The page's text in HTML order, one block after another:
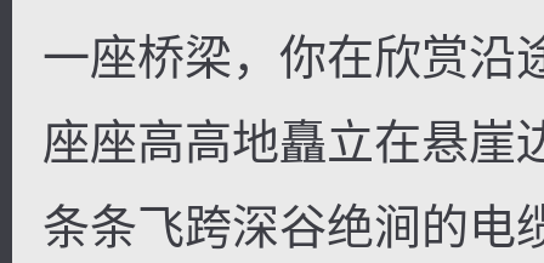
一座桥梁，你在欣赏沿
座座高高地矗立在悬崖
条条飞跨深谷绝涧的电